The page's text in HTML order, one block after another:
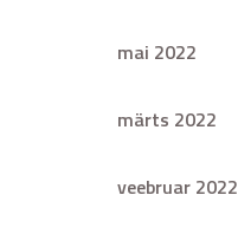
mai 2022
märts 2022
veebruar 2022